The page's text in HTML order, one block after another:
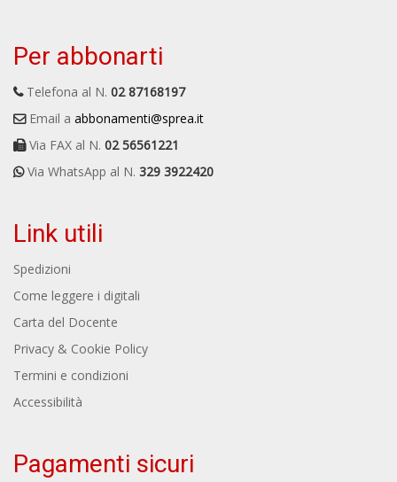
Per abbonarti
Telefona al N. 02 87168197
Email a abbonamenti@sprea.it
Via FAX al N. 02 56561221
Via WhatsApp al N. 329 3922420
Link utili
Spedizioni
Come leggere i digitali
Carta del Docente
Privacy & Cookie Policy
Termini e condizioni
Accessibilità
Pagamenti sicuri